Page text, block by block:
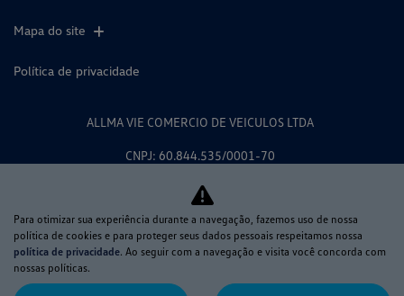
Mapa do site
Política de privacidade
ALLMA VIE COMERCIO DE VEICULOS LTDA
CNPJ: 60.844.535/0001-70
Desacelere. Seu bem maior é a
vida.
Para otimizar sua experiência durante a navegação, fazemos uso de nossa
política de cookies e para proteger seus dados pessoais respeitamos nossa
política de privacidade. Ao seguir com a navegação e visita você concorda com
nossas políticas.